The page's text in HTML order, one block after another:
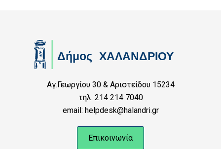
Αγ.Γεωργίου 30 & Αριστείδου 15234
τηλ: 214 214 7040
email: helpdesk@halandri.gr
Επικοινωνία